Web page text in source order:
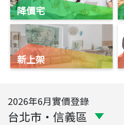
降價宅
新上架
2026年6月實價登錄
台北市 ・ 信義區